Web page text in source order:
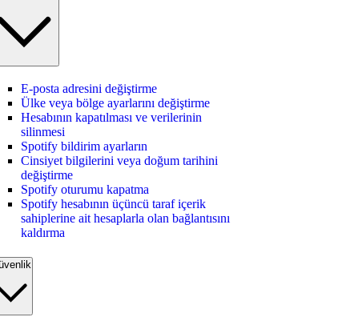
E-posta adresini değiştirme
Ülke veya bölge ayarlarını değiştirme
Hesabının kapatılması ve verilerinin
silinmesi
Spotify bildirim ayarların
Cinsiyet bilgilerini veya doğum tarihini
değiştirme
Spotify oturumu kapatma
Spotify hesabının üçüncü taraf içerik
sahiplerine ait hesaplarla olan bağlantısını
kaldırma